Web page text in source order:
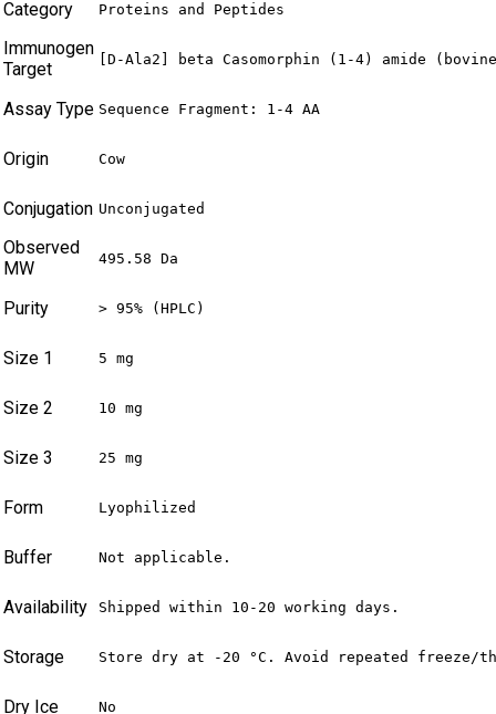
Category Proteins and Peptides
Immunogen
Target
[D-Ala2] beta Casomorphin (1-4) amide
Assay Type Sequence Fragment: 1-4 AA
Origin Cow
Conjugation Unconjugated
Observed
MW
495.58 Da
Purity > 95% (HPLC)
Size 1 5 mg
Size 2 10 mg
Size 3 25 mg
Form Lyophilized
Buffer Not applicable.
Availability Shipped within 10-20 working days.
Storage Store dry at -20 °C. Avoid repeated freeze/
Dry Ice No